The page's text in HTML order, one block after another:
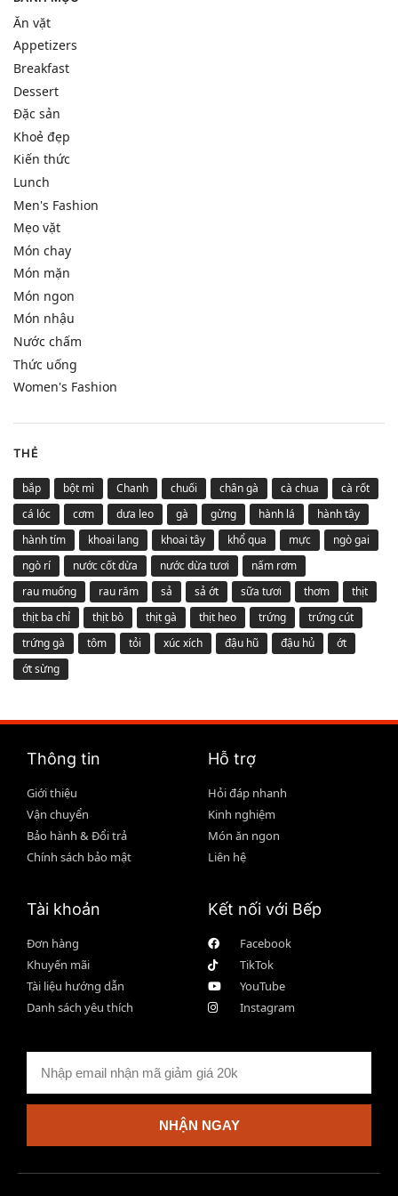
Ăn vặt
Appetizers
Breakfast
Dessert
Đặc sản
Khoẻ đẹp
Kiến thức
Lunch
Men's Fashion
Mẹo vặt
Món chay
Món mặn
Món ngon
Món nhậu
Nước chấm
Thức uống
Women's Fashion
THẺ
bắp bột mì Chanh chuối chân gà cà chua
cà rốt
cá lóc
cơm dưa leo gà gừng hành lá
hành tây
hành tím
khoai lang khoai tây khổ qua mực
ngò gai
ngò rí
nước cốt dừa nước dừa tươi
nấm rơm
rau muống
rau răm sả sả ớt sữa tươi thơm
thịt
thịt ba chỉ
thịt bò thịt gà thịt heo trứng
trứng cút
trứng gà
tôm tỏi xúc xích đậu hũ đậu hủ
ớt
ớt sừng
Thông tin
Giới thiệu
Vận chuyển
Bảo hành & Đổi trả
Chính sách bảo mật
Hỗ trợ
Hỏi đáp nhanh
Kinh nghiệm
Món ăn ngon
Liên hệ
Tài khoản
Đơn hàng
Khuyến mãi
Tài liệu hướng dẫn
Danh sách yêu thích
Kết nối với Bếp
Facebook
TikTok
YouTube
Instagram
NHẬN NGAY